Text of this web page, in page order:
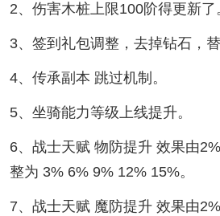
2、伤害木桩上限100阶得更新了
3、签到礼包调整，去掉钻石，
4、传承副本 跳过机制。
5、坐骑能力等级上线提升。
6、战士天赋 物防提升 效果由
整为 3% 6% 9% 12% 15%。
7、战士天赋 魔防提升 效果由